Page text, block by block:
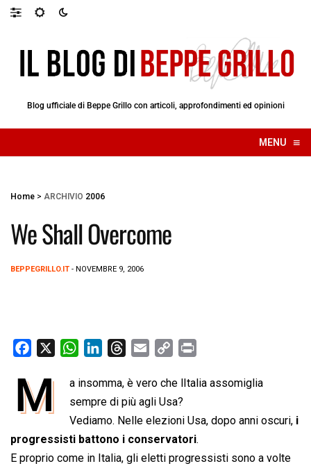
Blog ufficiale di Beppe Grillo con articoli, approfondimenti ed opinioni
MENU ≡
☰
Home > ARCHIVIO 2006
We Shall Overcome
BEPPEGRILLO.IT - NOVEMBRE 9, 2006
e
o
o
W
a
t
s
A
p
n
k
e
d
I
r
e
a
d
s
a
i
l
p
y
L
i
n
i
t
M
a insomma, è vero che lItalia assomiglia
sempre di più agli Usa?
Vediamo. Nelle elezioni Usa, dopo anni oscuri, i
progressisti battono i conservatori.
E proprio come in Italia, gli eletti progressisti sono a volte